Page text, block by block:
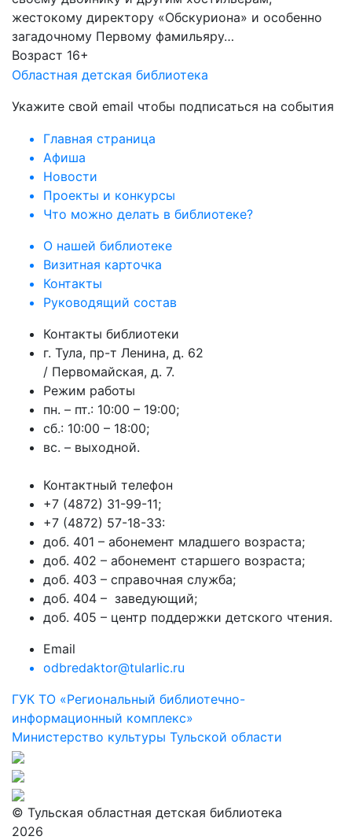
жестокому директору «Обскуриона» и особенно
загадочному Первому фамильяру…
Возраст 16+
Областная детская библиотека
Укажите свой email чтобы подписаться на события
Главная страница
Афиша
Новости
Проекты и конкурсы
Что можно делать в библиотеке?
О нашей библиотеке
Визитная карточка
Контакты
Руководящий состав
Контакты библиотеки
г. Тула, пр-т Ленина, д. 62
/ Первомайская, д. 7.
Режим работы
пн. – пт.: 10:00 – 19:00;
сб.: 10:00 – 18:00;
вс. – выходной.
Контактный телефон
+7 (4872) 31-99-11;
+7 (4872) 57-18-33:
доб. 401 – абонемент младшего возраста;
доб. 402 – абонемент старшего возраста;
доб. 403 – справочная служба;
доб. 404 – заведующий;
доб. 405 – центр поддержки детского чтения.
Email
odbredaktor@tularlic.ru
ГУК ТО «Региональный библиотечно-
информационный комплекс»
Министерство культуры Тульской области
© Тульская областная детская библиотека
2026